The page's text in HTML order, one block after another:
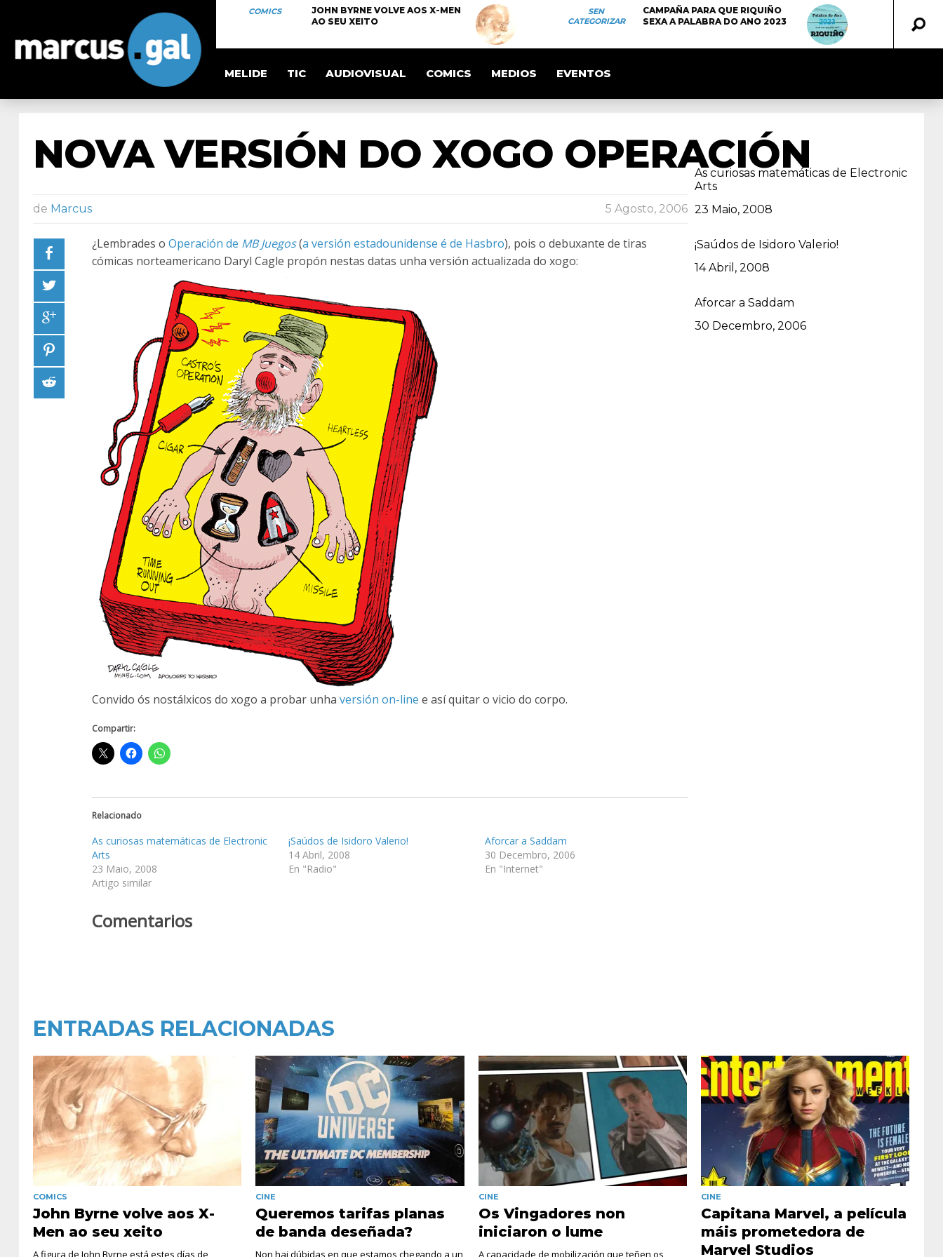
COMICS
JOHN BYRNE VOLVE AOS X-MEN
AO SEU XEITO
SEN
CATEGORIZAR
CAMPAÑA PARA QUE RIQUIÑO
SEXA A PALABRA DO ANO 2023
MELIDE TIC AUDIOVISUAL COMICS MEDIOS EVENTOS
NOVA VERSIÓN DO XOGO OPERACIÓN
de Marcus 5 Agosto, 2006
¿Lembrades o Operación de MB Juegos(a versión estadounidense é de Hasbro), pois o debuxante de tiras
cómicas norteamericano Daryl Cagle propón nestas datas unha versión actualizada do xogo:
Convido ós nostálxicos do xogo a probar unha versión on-line e así quitar o vicio do corpo.
Compartir:
Relacionado
As curiosas matemáticas de Electronic
Arts
23 Maio, 2008
Artigo similar
¡Saúdos de Isidoro Valerio!
14 Abril, 2008
En "Radio"
Aforcar a Saddam
30 Decembro, 2006
En "Internet"
Comentarios
As curiosas matemáticas de Electronic
Arts
Data
23 Maio, 2008
¡Saúdos de Isidoro Valerio!
Data
14 Abril, 2008
Aforcar a Saddam
Data
30 Decembro, 2006
ENTRADAS RELACIONADAS
COMICS
John Byrne volve aos X-
Men ao seu xeito
A figura de John Byrne está estes días de
CINE
Queremos tarifas planas
de banda deseñada?
Non hai dúbidas en que estamos chegando a un
CINE
Os Vingadores non
iniciaron o lume
A capacidade de mobilización que teñen os
CINE
Capitana Marvel, a película
máis prometedora de
Marvel Studios